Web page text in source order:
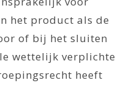
het product als de
of bij het sluiten
wettelijk verplichte
heeft